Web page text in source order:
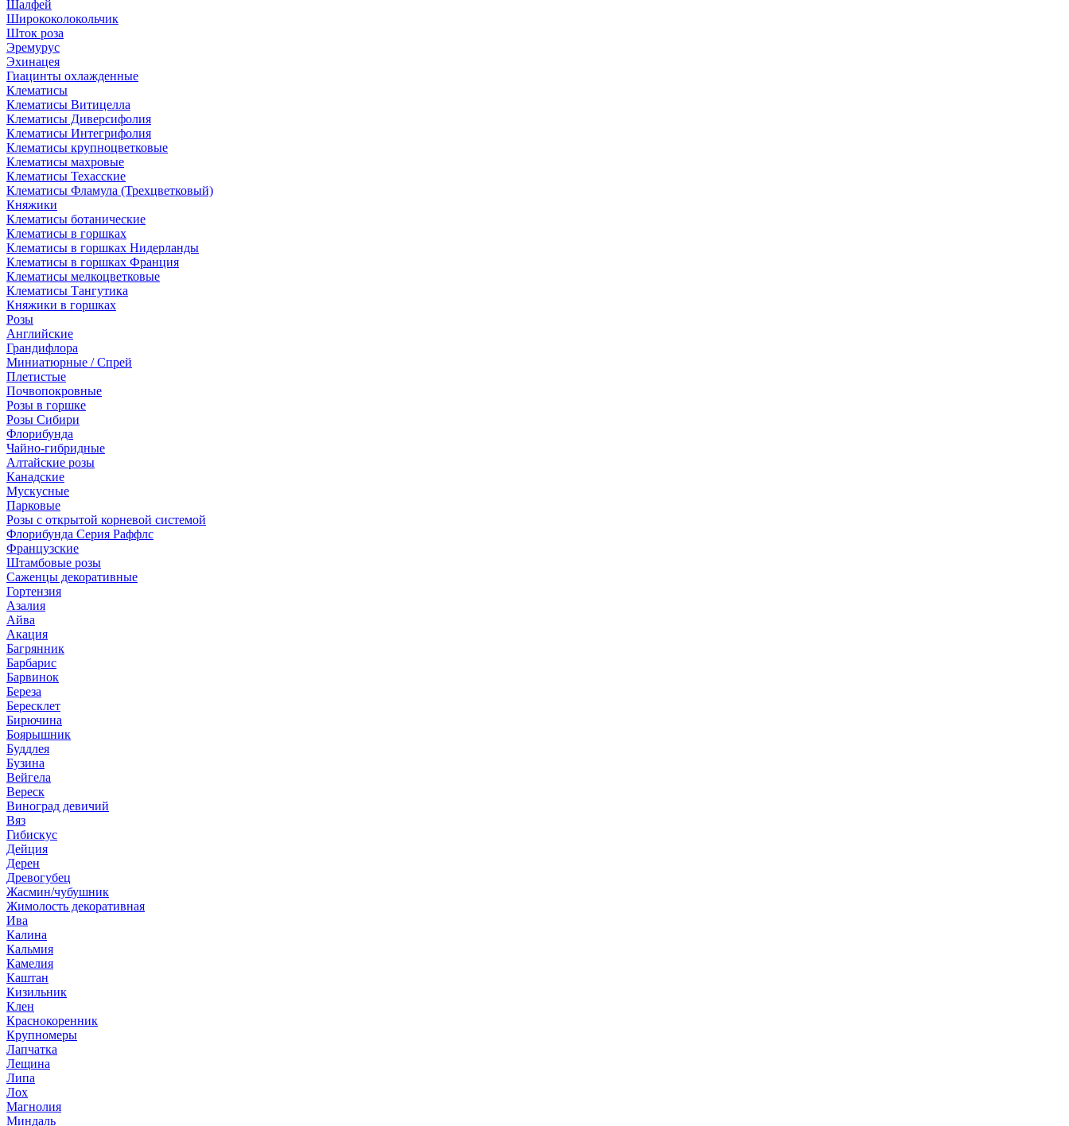
Шалфей
Ширококолокольчик
Шток роза
Эремурус
Эхинацея
Гиацинты охлажденные
Клематисы
Клематисы Витицелла
Клематисы Диверсифолия
Клематисы Интегрифолия
Клематисы крупноцветковые
Клематисы махровые
Клематисы Техасские
Клематисы Фламула (Трехцветковый)
Княжики
Клематисы ботанические
Клематисы в горшках
Клематисы в горшках Нидерланды
Клематисы в горшках Франция
Клематисы мелкоцветковые
Клематисы Тангутика
Княжики в горшках
Розы
Английские
Грандифлора
Миниатюрные / Спрей
Плетистые
Почвопокровные
Розы в горшке
Розы Сибири
Флорибунда
Чайно-гибридные
Алтайские розы
Канадские
Мускусные
Парковые
Розы с открытой корневой системой
Флорибунда Серия Раффлс
Французские
Штамбовые розы
Саженцы декоративные
Гортензия
Азалия
Айва
Акация
Багрянник
Барбарис
Барвинок
Береза
Бересклет
Бирючина
Боярышник
Буддлея
Бузина
Вейгела
Вереск
Виноград девичий
Вяз
Гибискус
Дейция
Дерен
Древогубец
Жасмин/чубушник
Жимолость декоративная
Ива
Калина
Кальмия
Камелия
Каштан
Кизильник
Клен
Краснокоренник
Крупномеры
Лапчатка
Лещина
Липа
Лох
Магнолия
Миндаль